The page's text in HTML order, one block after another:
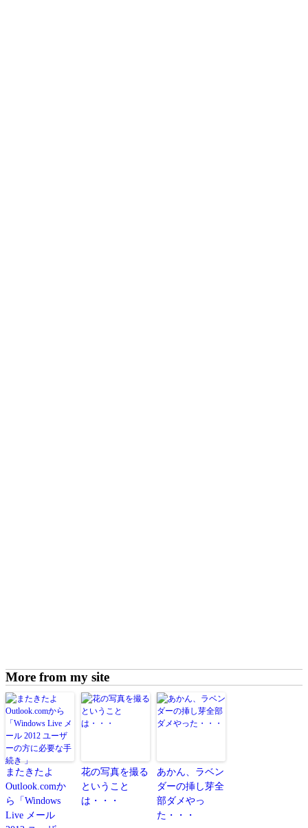
More from my site
またきたよ
Outlook.comか
ら「Windows
Live メール
花の写真を撮る
ということ
は・・・
あかん、ラベン
ダーの挿し芽全
部ダメやっ
た・・・